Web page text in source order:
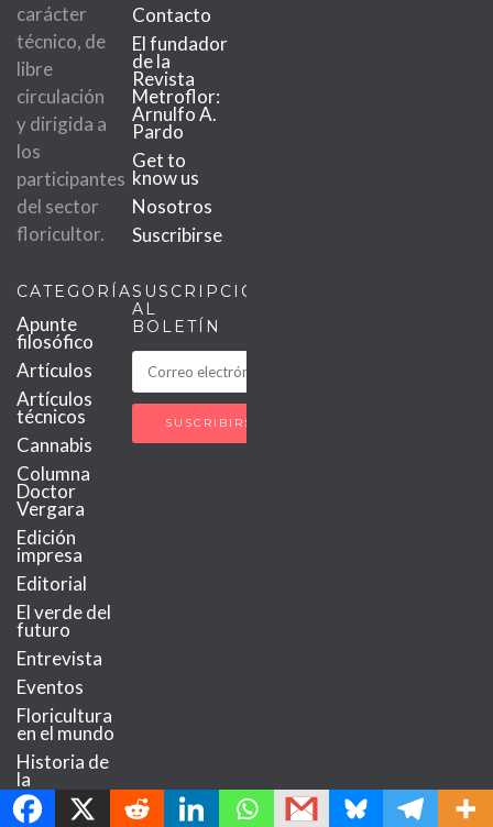
carácter
técnico, de
libre
circulación
y dirigida a
los
participantes
del sector
floricultor.
Contacto
El fundador
de la
Revista
Metroflor:
Arnulfo A.
Pardo
Get to
know us
Nosotros
Suscribirse
CATEGORÍAS
Apunte
filosófico
Artículos
Artículos
técnicos
Cannabis
Columna
Doctor
Vergara
Edición
impresa
Editorial
El verde del
futuro
Entrevista
Eventos
Floricultura
en el mundo
Historia de
la
floricultura
SUSCRIPCIÓN
AL
BOLETÍN